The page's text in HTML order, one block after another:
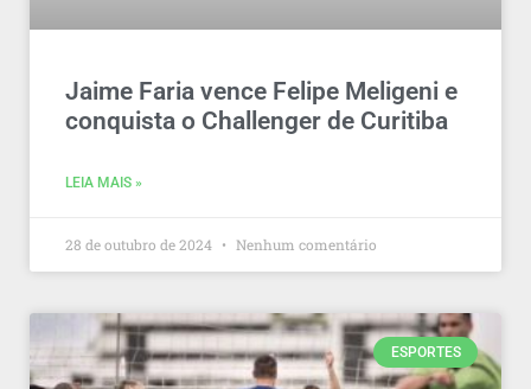
Jaime Faria vence Felipe Meligeni e
conquista o Challenger de Curitiba
LEIA MAIS »
28 de outubro de 2024 Nenhum comentário
ESPORTES